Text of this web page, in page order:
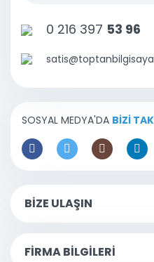
0 216 397 53 96
SOSYAL MEDYA'DA BİZİ
BİZE ULAŞIN
FİRMA BİLGİLERİ